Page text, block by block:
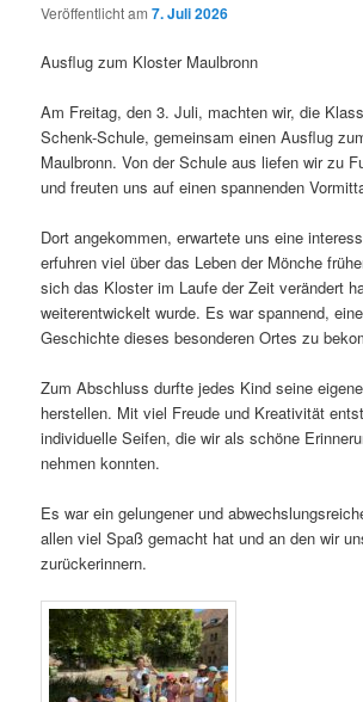
Veröffentlicht am7. Juli 2026
Ausflug zum Kloster Maulbronn
Am Freitag, den 3. Juli, machten wir, die
Schenk-Schule, gemeinsam einen Ausflug
Maulbronn. Von der Schule aus liefen wir zu
und freuten uns auf einen spannenden
Dort angekommen, erwartete uns eine
erfuhren viel über das Leben der Mönche
sich das Kloster im Laufe der Zeit verändert
weiterentwickelt wurde. Es war spannend,
Geschichte dieses besonderen Ortes zu
Zum Abschluss durfte jedes Kind seine
herstellen. Mit viel Freude und Kreativität
individuelle Seifen, die wir als schöne
nehmen konnten.
Es war ein gelungener und
allen viel Spaß gemacht hat und an den wir
zurückerinnern.